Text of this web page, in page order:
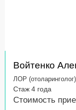
Войтенко
ЛОР (отоларинголог)
Стаж 4 года
Стоимость